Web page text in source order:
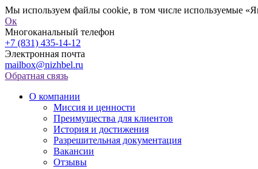
Мы используем файлы cookie, в том числе используемые
Ок
Многоканальный телефон
+7 (831) 435-14-12
Электронная почта
mailbox@nizhbel.ru
Обратная связь
О компании
Миссия и ценности
Преимущества для клиентов
История и достижения
Разрешительная документация
Вакансии
Отзывы